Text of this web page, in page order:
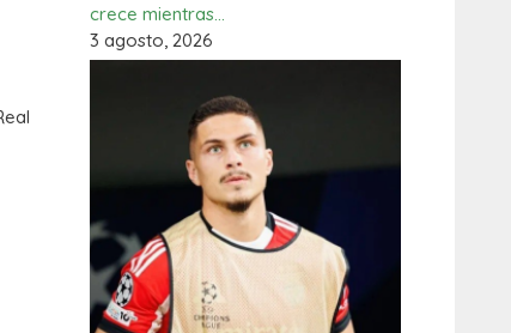
crece mientras…
3 agosto, 2026